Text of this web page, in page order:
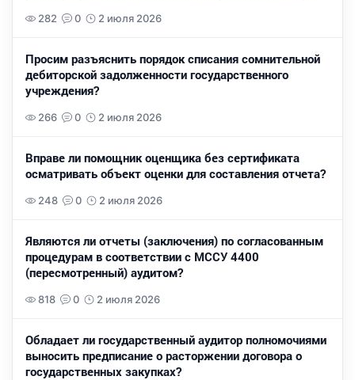
282 0 2 июля 2026
Просим разъяснить порядок списания сомнительной
дебиторской задолженности государственного
учреждения?
266 0 2 июля 2026
Вправе ли помощник оценщика без сертификата
осматривать объект оценки для составления отчета?
248 0 2 июля 2026
Являются ли отчеты (заключения) по согласованным
процедурам в соответствии с МССУ 4400
(пересмотренный) аудитом?
818 0 2 июля 2026
Обладает ли государственный аудитор полномочиями
выносить предписание о расторжении договора о
государственных закупках?